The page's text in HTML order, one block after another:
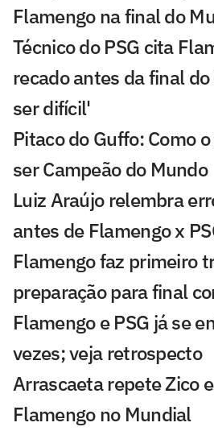
Flamengo na final do
Técnico do PSG cita
recado antes da final
ser difícil'
Pitaco do Guffo: Como
ser Campeão do Mundo
Luiz Araújo relembra
antes de Flamengo x
Flamengo faz primeiro
preparação para final
Flamengo e PSG já se
vezes; veja retrospecto
Arrascaeta repete Zico
Flamengo no Mundial